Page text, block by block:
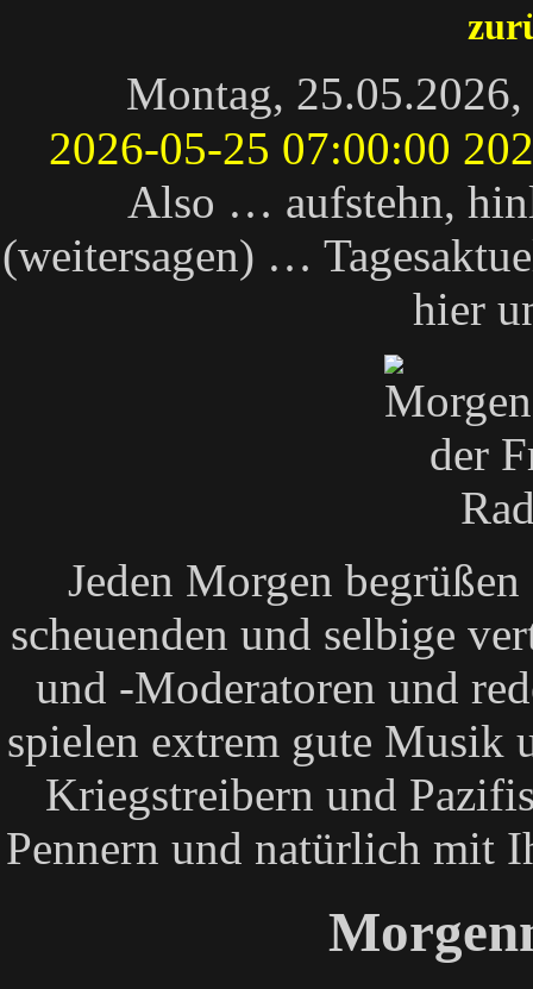
Montag, 25.05.2026,
2026-05-25 07:00:00
Also … aufstehn,
(weitersagen) …
hier
Jeden Morgen
scheuenden und selbige
und -Moderatoren und
spielen extrem gute Musik
Kriegstreibern und
Pennern und natürlich mit